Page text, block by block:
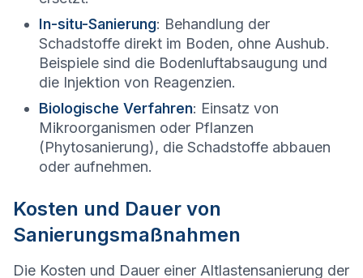
In-situ-Sanierung: Behandlung der
Schadstoffe direkt im Boden, ohne Aushub.
Beispiele sind die Bodenluftabsaugung und
die Injektion von Reagenzien.
Biologische Verfahren: Einsatz von
Mikroorganismen oder Pflanzen
(Phytosanierung), die Schadstoffe abbauen
oder aufnehmen.
Kosten und Dauer von
Sanierungsmaßnahmen
Die Kosten und Dauer einer Altlastensanierung der